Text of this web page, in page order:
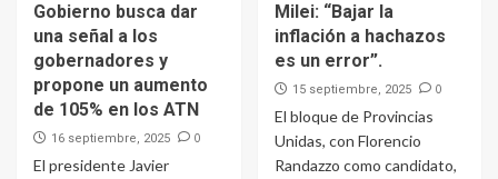
Gobierno busca dar
una señal a los
gobernadores y
propone un aumento
de 105% en los ATN
16 septiembre, 2025 0
El presidente Javier
Milei: “Bajar la
inflación a hachazos
es un error”.
15 septiembre, 2025 0
El bloque de Provincias
Unidas, con Florencio
Randazzo como candidato,